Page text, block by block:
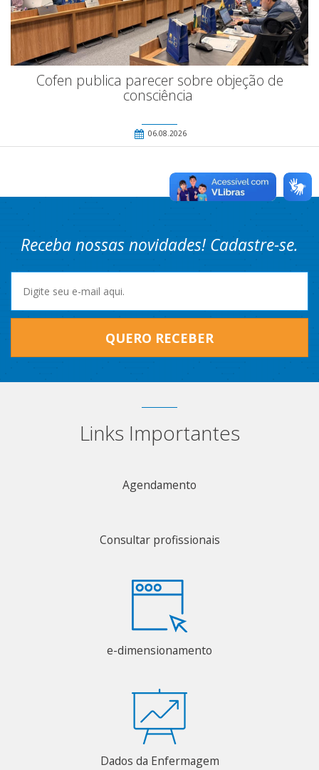
Cofen publica parecer sobre objeção de
consciência
06.08.2026
Receba nossas novidades! Cadastre-se.
QUERO RECEBER
Links Importantes
Agendamento
Consultar profissionais
e-dimensionamento
Dados da Enfermagem